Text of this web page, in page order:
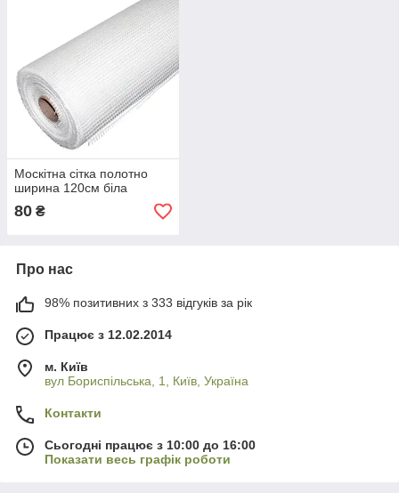
Москітна сітка полотно
ширина 120см біла
80 ₴
Про нас
98% позитивних з 333 відгуків за рік
Працює з 12.02.2014
м. Київ
вул Бориспільська, 1, Київ, Україна
Контакти
Сьогодні працює з 10:00 до 16:00
Показати весь графік роботи